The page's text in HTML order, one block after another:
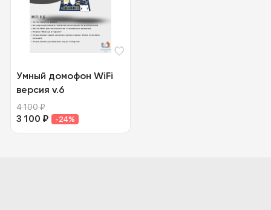
Умный домофон WiFi
версия v.6
4 100₽
3 100 ₽ -24%